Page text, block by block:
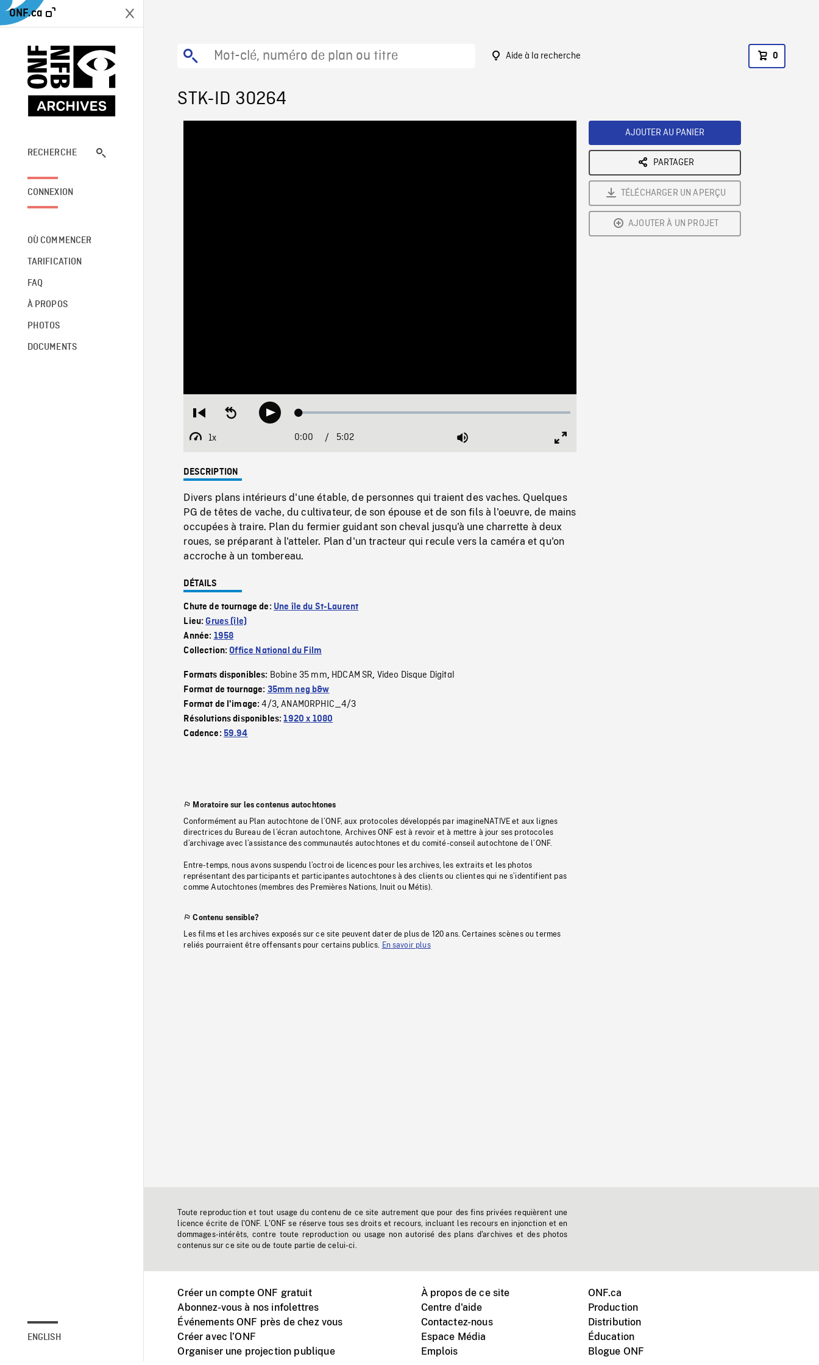
ONF.ca
RECHERCHE
CONNEXION
OÙ COMMENCER
TARIFICATION
FAQ
À PROPOS
PHOTOS
DOCUMENTS
ENGLISH
Aide à la recherche 0
STK-ID 30264
Restart
beginning
Seek
backwardPlay Loaded:
1x
Playback
Current
0:00 / Duration
5:02 Mute
DESCRIPTION
Divers plans intérieurs d'une étable, de personnes qui traient des vaches. Quelques
PG de têtes de vache, du cultivateur, de son épouse et de son fils à l'oeuvre, de mains
occupées à traire. Plan du fermier guidant son cheval jusqu'à une charrette à deux
roues, se préparant à l'atteler. Plan d'un tracteur qui recule vers la caméra et qu'on
accroche à un tombereau.
DÉTAILS
Chute de tournage de: Une île du St-Laurent
Lieu:Grues (île)
Année: 1958
Collection:Office National du Film
Formats disponibles: Bobine 35 mm, HDCAM SR, Video Disque Digital
Format de tournage: 35mm neg b&w
Format de l'image:4/3,ANAMORPHIC_4/3
Résolutions disponibles:1920 x 1080
Cadence: 59.94
Moratoire sur les contenus autochtones
Conformément au Plan autochtone de l’ONF, aux protocoles développés par imagineNATIVE et aux lignes
directrices du Bureau de l’écran autochtone, Archives ONF est à revoir et à mettre à jour ses protocoles
d’archivage avec l’assistance des communautés autochtones et du comité-conseil autochtone de l’ONF.
Entre-temps, nous avons suspendu l’octroi de licences pour les archives, les extraits et les photos
représentant des participants et participantes autochtones à des clients ou clientes qui ne s’identifient pas
comme Autochtones (membres des Premières Nations, Inuit ou Métis).
Contenu sensible?
Les films et les archives exposés sur ce site peuvent dater de plus de 120 ans. Certaines scènes ou termes
reliés pourraient être offensants pour certains publics.
En savoir plus
AJOUTER AU PANIER
PARTAGER
TÉLÉCHARGER UN APERÇU
AJOUTER À UN PROJET
Toute reproduction et tout usage du contenu de ce site autrement que pour des fins privées requièrent une
licence écrite de l'ONF. L'ONF se réserve tous ses droits et recours, incluant les recours en injonction et en
dommages-intérêts, contre toute reproduction ou usage non autorisé des plans d'archives et des photos
contenus sur ce site ou de toute partie de celui-ci.
Créer un compte ONF gratuit
Abonnez-vous à nos infolettres
Événements ONF près de chez vous
Créer avec l’ONF
Organiser une projection publique
À propos de ce site
Centre d'aide
Contactez-nous
Espace Média
Emplois
ONF.ca
Production
Distribution
Éducation
Blogue ONF